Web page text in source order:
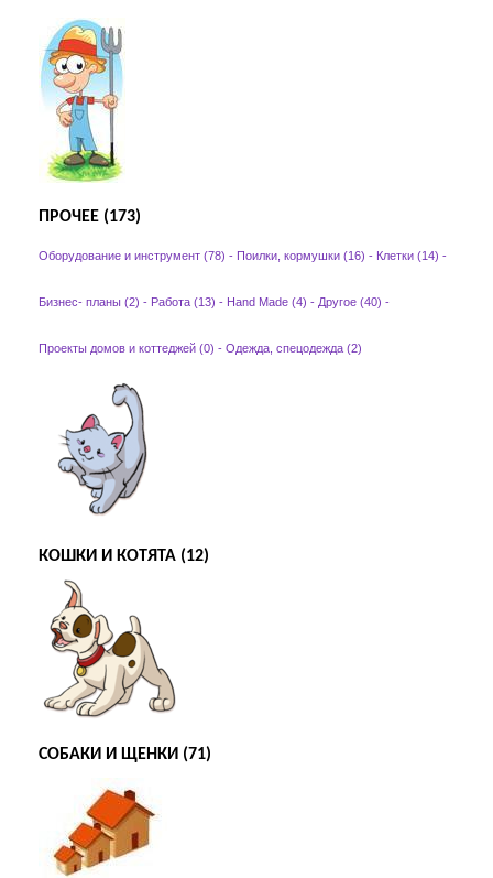
ПРОЧЕЕ (173)
Оборудование и инструмент (78) - Поилки, кормушки (16) - Клетки (14) -
Бизнес- планы (2) - Работа (13) - Hand Made (4) - Другое (40) -
Проекты домов и коттеджей (0) - Одежда, спецодежда (2)
КОШКИ И КОТЯТА (12)
СОБАКИ И ЩЕНКИ (71)